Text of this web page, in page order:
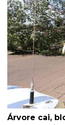
Árvore cai,